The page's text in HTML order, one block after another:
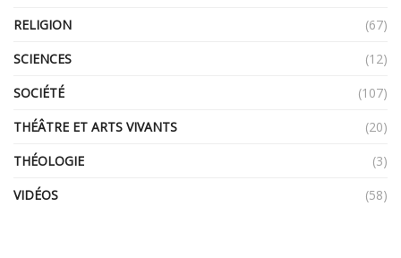
RELIGION
(67)
SCIENCES
(12)
SOCIÉTÉ
(107)
THÉÂTRE ET ARTS VIVANTS
(20)
THÉOLOGIE
(3)
VIDÉOS
(58)